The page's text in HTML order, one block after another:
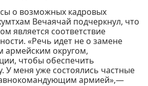
о возможных кадровых
Вечаячай подчеркнул, что
является соответствие
«Речь идет не о замене
армейским округом,
чтобы обеспечить
У меня уже состоялись частные
армией»,—